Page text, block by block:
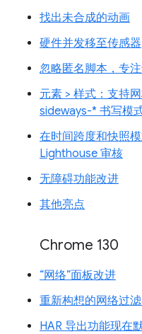
找出未合成的动画
硬件并发移至传感器
忽略匿名脚本，专
元素 > 样式：支持
sideways-* 书写模
在时间跨度和快照
Lighthouse 审核
无障碍功能改进
其他亮点
Chrome 130
“网络”面板改进
重新构想的网络过
HAR 导出功能现在